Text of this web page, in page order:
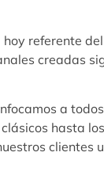
referente
creadas
a
hasta
clientes